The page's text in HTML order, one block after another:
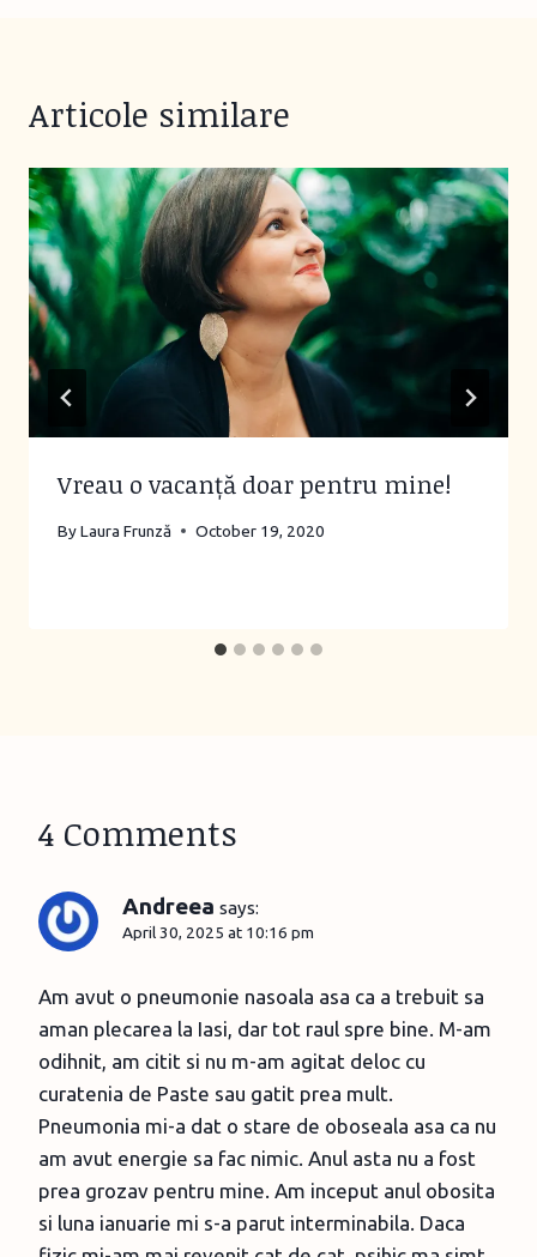
Articole similare
Vreau o vacanță doar pentru mine!
ByLaura Frunză October 19, 2020
4 Comments
Andreea says:
April 30, 2025 at 10:16 pm
Am avut o pneumonie nasoala asa ca a trebuit sa
aman plecarea la Iasi, dar tot raul spre bine. M-am
odihnit, am citit si nu m-am agitat deloc cu
curatenia de Paste sau gatit prea mult.
Pneumonia mi-a dat o stare de oboseala asa ca nu
am avut energie sa fac nimic. Anul asta nu a fost
prea grozav pentru mine. Am inceput anul obosita
si luna ianuarie mi s-a parut interminabila. Daca